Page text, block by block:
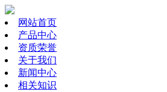
网站首页
产品中心
资质荣誉
关于我们
新闻中心
相关知识